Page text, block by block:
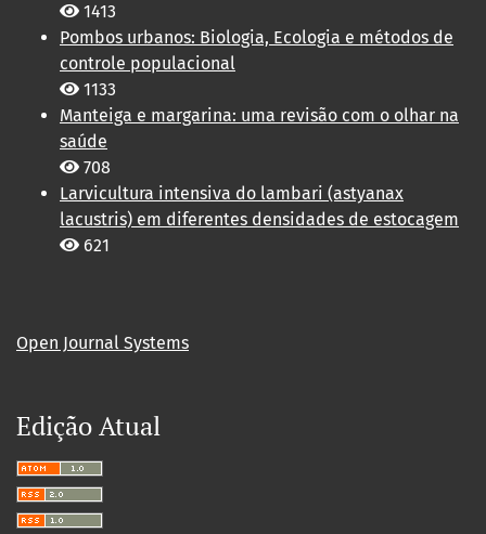
1413
Pombos urbanos: Biologia, Ecologia e métodos de
controle populacional
1133
Manteiga e margarina: uma revisão com o olhar na
saúde
708
Larvicultura intensiva do lambari (astyanax
lacustris) em diferentes densidades de estocagem
621
Open Journal Systems
Edição Atual